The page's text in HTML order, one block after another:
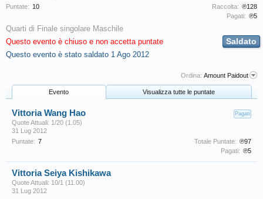
Puntate: 10 Raccolta: ℗128
Pagati: ℗5
Saldato
Quarti di Finale singolare Maschile
Questo evento è chiuso e non accetta puntate
Questo evento è stato saldato 1 Ago 2012
Ordina: Amount Paidout
Evento Visualizza tutte le puntate
Pagati
Vittoria Wang Hao
Quote Attuali: 1/20 (1.05)
31 Lug 2012
Puntate: 7 Totale Puntate: ℗97
Pagati: ℗5
Vittoria Seiya Kishikawa
Quote Attuali: 10/1 (11.00)
31 Lug 2012